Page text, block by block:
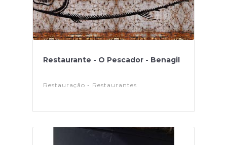
Restaurante - O Pescador - Benagil
Restauração - Restaurantes